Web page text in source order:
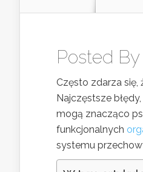
Posted By
Często zdarza się,
Najczęstsze
mogą znacząco
funkcjonalnych
systemu